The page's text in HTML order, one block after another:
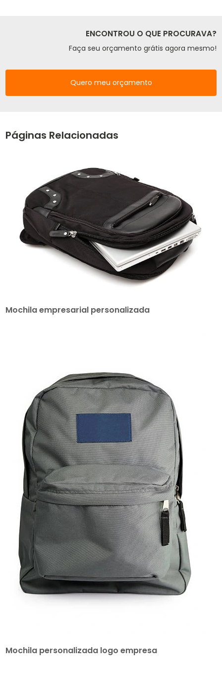
ENCONTROU O QUE PROCURAVA?
Faça seu orçamento grátis agora mesmo!
Quero meu orçamento
Páginas Relacionadas
Mochila empresarial personalizada
Mochila personalizada logo empresa